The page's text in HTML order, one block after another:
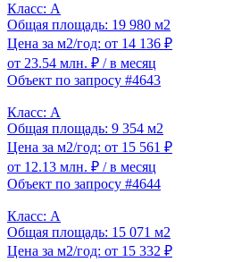
Класс: A
Общая площадь: 19 980 м2
Цена за м2/год: от 14 136 ₽
от 23.54 млн. ₽ / в месяц
Объект по запросу #4643
Класс: A
Общая площадь: 9 354 м2
Цена за м2/год: от 15 561 ₽
от 12.13 млн. ₽ / в месяц
Объект по запросу #4644
Класс: A
Общая площадь: 15 071 м2
Цена за м2/год: от 15 332 ₽